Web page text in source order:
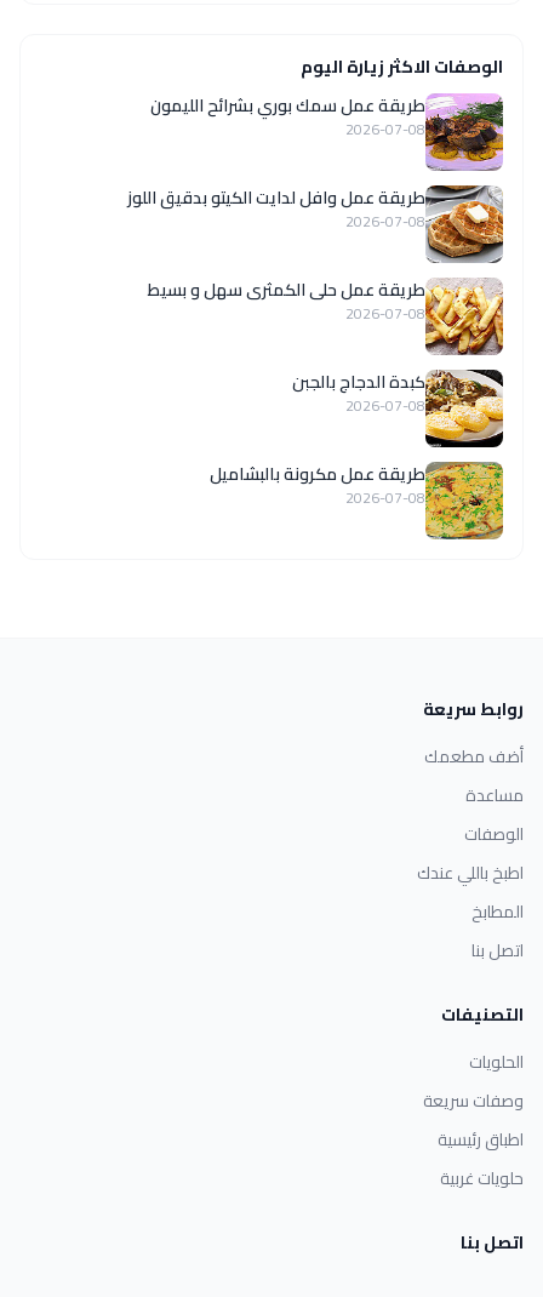
الوصفات الاكثر زيارة اليوم
طريقة عمل سمك بوري بشرائح الليمون
2026-07-08
طريقة عمل وافل لدايت الكيتو بدقيق اللوز
2026-07-08
طريقة عمل حلى الكمثرى سهل و بسيط
2026-07-08
كبدة الدجاج بالجبن
2026-07-08
طريقة عمل مكرونة بالبشاميل
2026-07-08
روابط سريعة
أضف مطعمك
مساعدة
الوصفات
اطبخ باللي عندك
المطابخ
اتصل بنا
التصنيفات
الحلويات
وصفات سريعة
اطباق رئيسية
حلويات غربية
اتصل بنا